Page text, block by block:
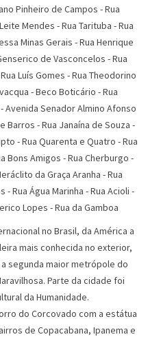
Pinheiro de Campos -Rua
Mendes -Rua Tarituba -Rua
Minas Gerais -Rua Henrique
de Vasconcelos -Rua
Rua Luís Gomes -Rua Theodorino
-Beco Boticário -Rua
-Avenida Senador Almino Afonso
Barros -Rua Janaína de Souza -
-Rua Quarenta e Quatro -Rua
Bons Amigos -Rua Cherburgo -
da Graça Aranha -Rua
-Rua Água Marinha -Rua Acioli -
Lopes -Rua da Gamboa
no Brasil, da América a
mais conhecida no exterior,
segunda maior metrópole do
Parte da cidade foi
da Humanidade.
do Corcovado com a estátua
de Copacabana, Ipanema e